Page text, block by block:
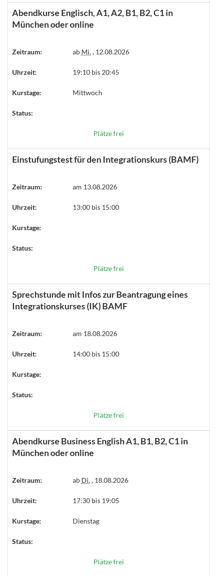
Abendkurse Englisch, A1, A2, B1, B2, C1 in
München oder online
Zeitraum: ab Mi., 12.08.2026
Uhrzeit: 19:10 bis 20:45
Kurstage: Mittwoch
Status:
Plätze frei
Einstufungstest für den Integrationskurs (BAMF)
Zeitraum: am 13.08.2026
Uhrzeit: 13:00 bis 15:00
Kurstage:
Status:
Plätze frei
Sprechstunde mit Infos zur Beantragung eines
Integrationskurses (IK) BAMF
Zeitraum: am 18.08.2026
Uhrzeit: 14:00 bis 15:00
Kurstage:
Status:
Plätze frei
Abendkurse Business English A1, B1, B2, C1 in
München oder online
Zeitraum: ab Di., 18.08.2026
Uhrzeit: 17:30 bis 19:05
Kurstage: Dienstag
Status:
Plätze frei